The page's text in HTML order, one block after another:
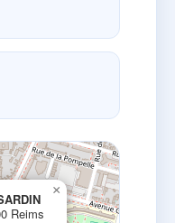
Reims
×